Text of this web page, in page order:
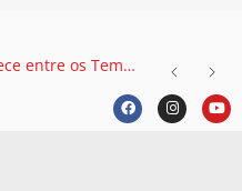
Intervalo intrajornada permanece entre os Temas mais recorrentes na Justiça do Trabalho e exige atenção das empresas